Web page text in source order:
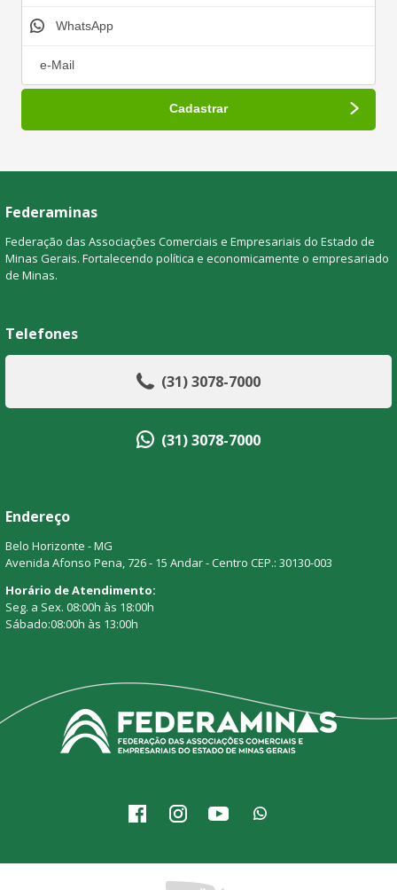
Federaminas
Federação das Associações Comerciais e Empresariais do Estado de
Minas Gerais. Fortalecendo política e economicamente o empresariado
de Minas.
Telefones
(31) 3078-7000
(31) 3078-7000
Endereço
Belo Horizonte - MG
Avenida Afonso Pena, 726 - 15 Andar - Centro CEP.: 30130-003
Horário de Atendimento:
Seg. a Sex. 08:00h às 18:00h
Sábado:08:00h às 13:00h